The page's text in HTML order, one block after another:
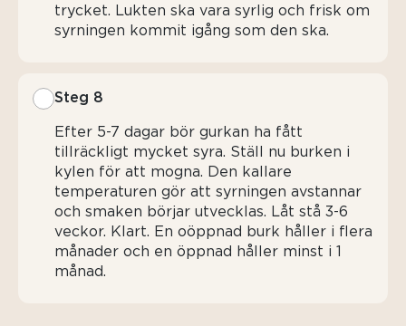
trycket. Lukten ska vara syrlig och frisk om
syrningen kommit igång som den ska.
Steg 8
Efter 5-7 dagar bör gurkan ha fått
tillräckligt mycket syra. Ställ nu burken i
kylen för att mogna. Den kallare
temperaturen gör att syrningen avstannar
och smaken börjar utvecklas. Låt stå 3-6
veckor. Klart. En oöppnad burk håller i flera
månader och en öppnad håller minst i 1
månad.